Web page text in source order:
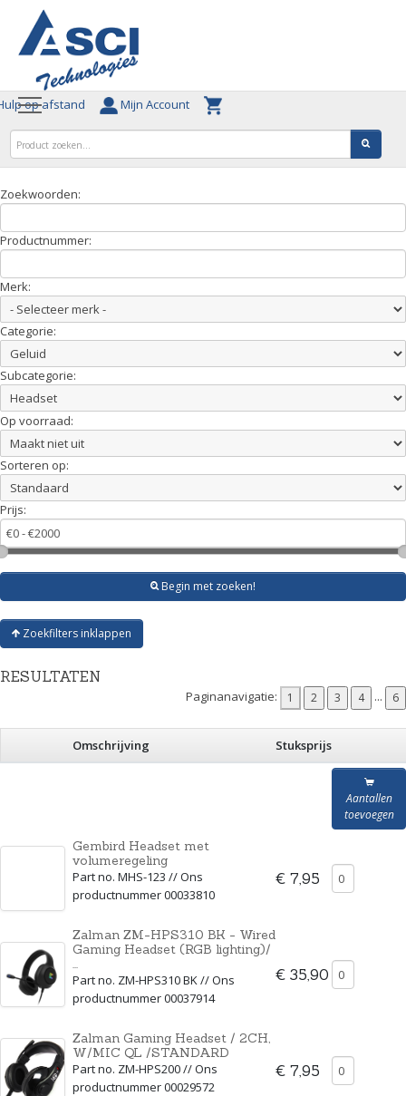
op afstand Mijn Account
Zoekwoorden:
Productnummer:
Merk:
Categorie:
Subcategorie:
Op voorraad:
Sorteren op:
Prijs:
Begin met zoeken!
Zoekfilters inklappen
RESULTATEN
Paginanavigatie: ...
Omschrijving Stuksprijs
Aantallen
toevoegen
Gembird Headset met
volumeregeling
Part no. MHS-123 // Ons
productnummer 00033810
€ 7,95
Zalman ZM-HPS310 BK - Wired
Gaming Headset (RGB lighting)/
...
Part no. ZM-HPS310 BK // Ons
productnummer 00037914
€ 35,90
Zalman Gaming Headset / 2CH,
W/MIC QL /STANDARD
Part no. ZM-HPS200 // Ons
productnummer 00029572
€ 7,95